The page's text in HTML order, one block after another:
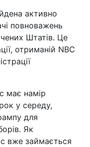
активно
повноважень
Штатів. Це
отриманій NBC
має намір
у середу,
для
Як
вже займається